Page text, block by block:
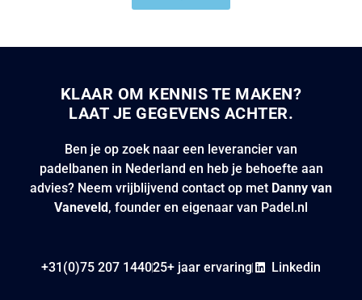
We verwachten de banen de derde week van maart op
padel avontuur kunnen beginnen.
KLAAR OM KENNIS TE MAKEN?
LAAT JE GEGEVENS ACHTER.
Ben je op zoek naar een leverancier van
padelbanen in Nederland en heb je behoefte aan
advies? Neem vrijblijvend contact op met Danny van
Vaneveld, founder en eigenaar van Padel.nl
+31(0)75 207 144025+ jaar ervaring Linkedin